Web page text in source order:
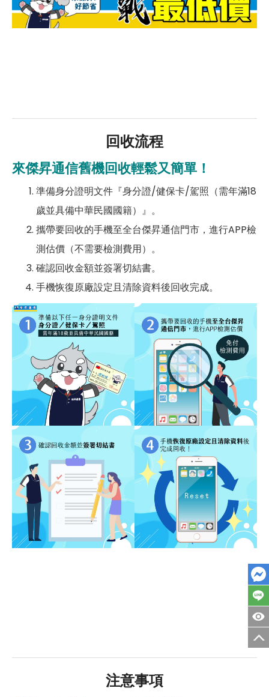
回收流程
來傑昇通信舊機回收輕鬆又簡單！
準備身分證明文件『身分證/健保卡/駕照（需年滿18
歲並具備中華民國國籍）』。
攜帶要回收的手機至全台傑昇通信門市，進行APP檢
測估價（不需要檢測費用）。
確認回收金額並簽署切結書。
手機恢復原廠設定且清除資料後回收完成。
注意事項